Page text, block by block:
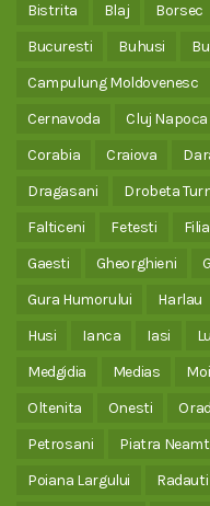
Bistrita
Blaj Borsec
Bucuresti
Buhusi
Campulung Moldovenesc
Cernavoda
Cluj Napoca
Corabia
Craiova
Dragasani
Drobeta
Falticeni
Fetesti
Gaesti
Gheorghieni
Gura Humorului
Harlau
Husi
Ianca Iasi
Medgidia
Medias
Oltenita
Onesti
Petrosani
Piatra Neamt
Poiana Largului
Radauti